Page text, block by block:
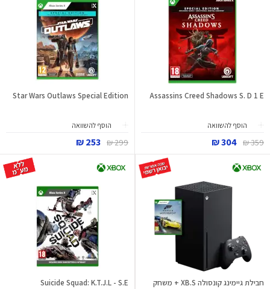
Assassins Creed Shadows S. D 1 E
הוסף להשוואה
359 ₪
304 ₪
Star Wars Outlaws Special Edition
הוסף להשוואה
299 ₪
253 ₪
חבילת גיימינג קונסולה XB.S + משחק Suicide Squad: K.T.J.L - S.E